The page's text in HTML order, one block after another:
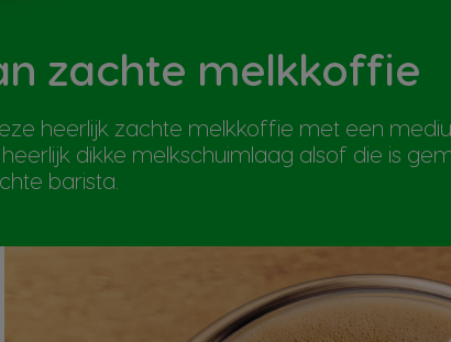
zachte melkkoffie
heerlijk zachte melkkoffie met een
dikke melkschuimlaag alsof die is
barista.